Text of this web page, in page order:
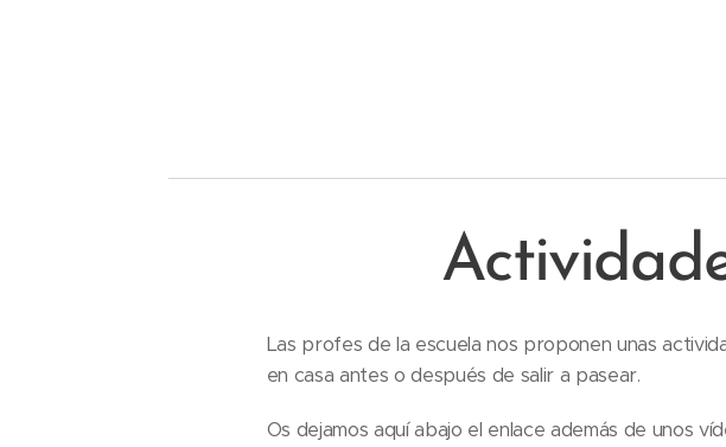
Las profes de la escuela nos proponen unas
en casa antes o después de salir a pasear.
Os dejamos aquí abajo el enlace además de unos